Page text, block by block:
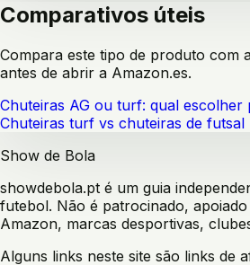
Comparativos úteis
Compara este tipo de produto com
antes de abrir a Amazon.es.
Chuteiras AG ou turf: qual escolher
Chuteiras turf vs chuteiras de futsal
Show de Bola
showdebola.pt é um guia
futebol. Não é patrocinado,
Amazon, marcas desportivas,
Alguns links neste site são links de